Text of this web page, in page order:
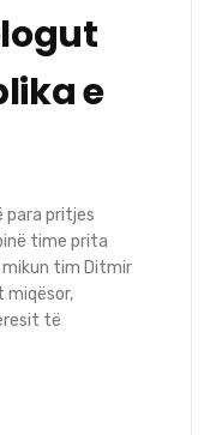
e
para pritjes
time prita
tim Ditmir
miqësor,
të